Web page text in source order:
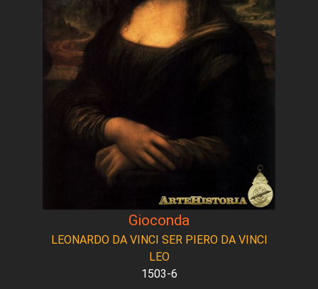
Gioconda
LEONARDO DA VINCI SER PIERO DA VINCI
LEO
1503-6